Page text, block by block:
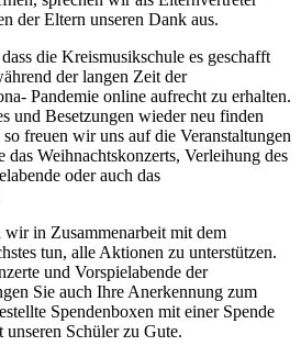
der Eltern unseren Dank aus.
die Kreismusikschule es geschafft
der langen Zeit der
Pandemie online aufrecht zu erhalten.
und Besetzungen wieder neu finden
freuen wir uns auf die Veranstaltungen
das Weihnachtskonzerts, Verleihung des
oder auch das
in Zusammenarbeit mit dem
tun, alle Aktionen zu unterstützen.
und Vorspielabende der
Sie auch Ihre Anerkennung zum
Spendenboxen mit einer Spende
Schüler zu Gute.